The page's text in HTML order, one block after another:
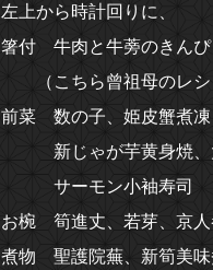
左上から時計回りに、
箸付 牛肉と牛蒡のきんぴ
（こちら曾祖母のレシ
前菜 数の子、姫皮蟹煮凍
新じゃが芋黄身焼、大
サーモン小袖寿司
お椀 筍進丈、若芽、京人
煮物 聖護院蕪、新筍美味